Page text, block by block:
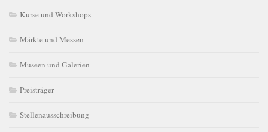
Kurse und Workshops
Märkte und Messen
Museen und Galerien
Preisträger
Stellenausschreibung